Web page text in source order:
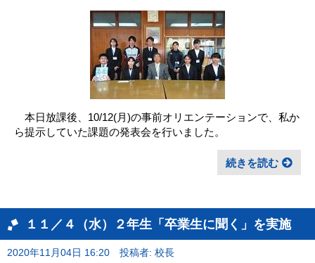
本日放課後、10/12(月)の事前オリエンテーションで、私か
ら提示していた課題の発表会を行いました。
続きを読む
１１／４（水）２年生「卒業生に聞く」を実施
2020年11月04日 16:20 投稿者: 校長